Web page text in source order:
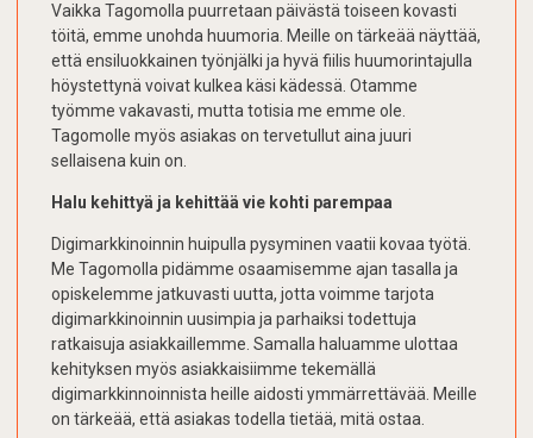
Vaikka Tagomolla puurretaan päivästä toiseen kovasti
töitä, emme unohda huumoria. Meille on tärkeää näyttää,
että ensiluokkainen työnjälki ja hyvä fiilis huumorintajulla
höystettynä voivat kulkea käsi kädessä. Otamme
työmme vakavasti, mutta totisia me emme ole.
Tagomolle myös asiakas on tervetullut aina juuri
sellaisena kuin on.
Halu kehittyä ja kehittää vie kohti parempaa
Digimarkkinoinnin huipulla pysyminen vaatii kovaa työtä.
Me Tagomolla pidämme osaamisemme ajan tasalla ja
opiskelemme jatkuvasti uutta, jotta voimme tarjota
digimarkkinoinnin uusimpia ja parhaiksi todettuja
ratkaisuja asiakkaillemme. Samalla haluamme ulottaa
kehityksen myös asiakkaisiimme tekemällä
digimarkkinnoinnista heille aidosti ymmärrettävää. Meille
on tärkeää, että asiakas todella tietää, mitä ostaa.